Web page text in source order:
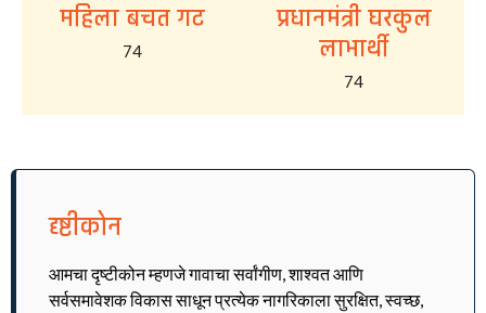
महिला बचत गट
74
प्रधानमंत्री घरकुल
लाभार्थी
74
दृष्टीकोन
आमचा दृष्टीकोन म्हणजे गावाचा सर्वांगीण, शाश्वत आणि
सर्वसमावेशक विकास साधून प्रत्येक नागरिकाला सुरक्षित, स्वच्छ,